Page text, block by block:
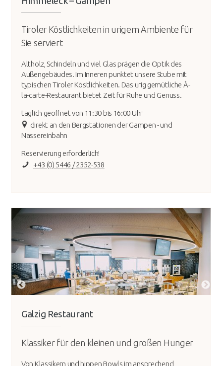
Tiroler Köstlichkeiten in urigem Ambiente für
Sie serviert
Altholz, Schindeln und viel Glas prägen die Optik des
Außengebäudes. Im Inneren punktet unsere Stube mit
typischen Tiroler Köstlichkeiten. Das urig gemütliche À-
la-carte-Restaurant bietet Zeit für Ruhe und Genuss.
täglich geöffnet von 11:30 bis 16:00 Uhr
direkt an den Bergstationen der Gampen - und
Nassereinbahn
Reservierung erforderlich!
+43 (0) 5446 / 2352-538
Galzig Restaurant
Klassiker für den kleinen und großen Hunger
Von Klassikern und hippen Bowls im ansprechend